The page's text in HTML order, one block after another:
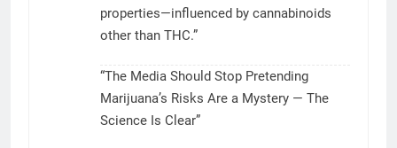
properties—influenced by cannabinoids
other than THC.”
“The Media Should Stop Pretending
Marijuana’s Risks Are a Mystery — The
Science Is Clear”